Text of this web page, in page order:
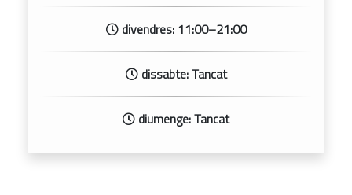
divendres: 11:00–21:00
dissabte: Tancat
diumenge: Tancat